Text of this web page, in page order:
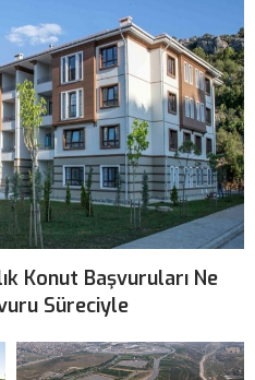
Konut Başvuruları Ne
Süreciyle